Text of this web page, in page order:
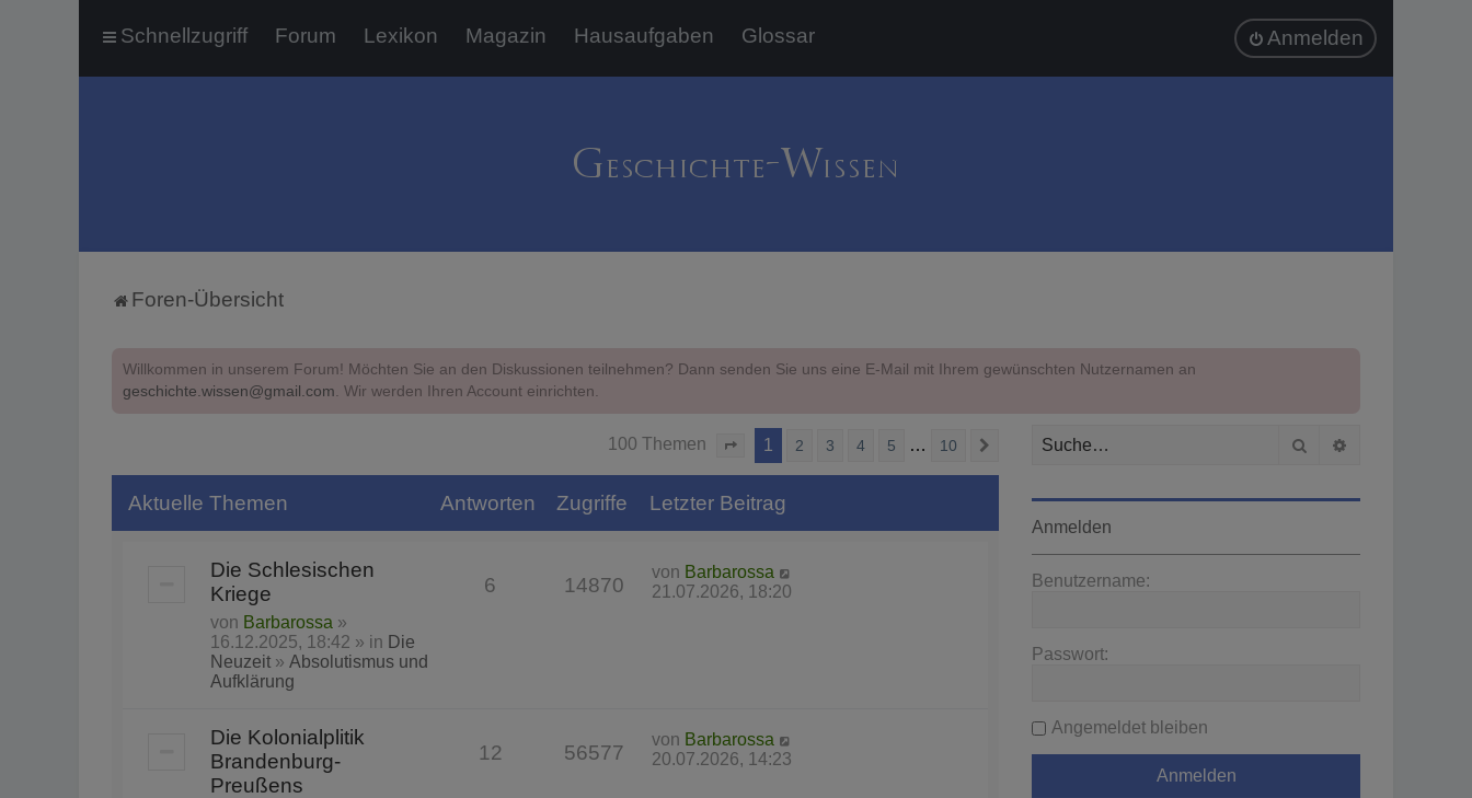
Schnellzugriff Forum Lexikon Magazin Hausaufgaben Glossar Anmelden
Foren-Übersicht
Willkommen in unserem Forum! Möchten Sie an den Diskussionen teilnehmen? Dann senden Sie uns eine E-Mail mit Ihrem gewünschten Nutzernamen an
geschichte.wissen@gmail.com. Wir werden Ihren Account einrichten.
100 Themen Seite von 10
1 2 3 4 5 … 10 Nächste
Aktuelle Themen Antworten Zugriffe Letzter Beitrag
Die Schlesischen
Kriege
von Barbarossa »
16.12.2025, 18:42 » in Die
Neuzeit » Absolutismus und
Aufklärung
6 14870
von Barbarossa
21.07.2026, 18:20
Die Kolonialplitik
Brandenburg-
Preußens
12 56577
von Barbarossa
20.07.2026, 14:23
Suche
Anmelden
Benutzername:
Passwort:
Angemeldet bleiben